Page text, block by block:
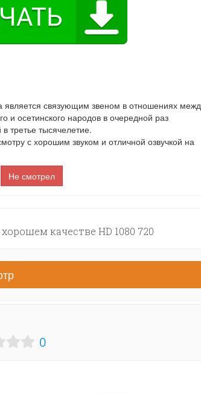
является связующим звеном в отношениях
и осетинского народов в очередной раз
третье тысячелетие.
с хорошим звуком и отличной озвучкой на
Не смотрел
качестве HD 1080 720
0